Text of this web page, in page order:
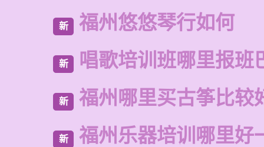
新 福州悠悠琴行如何
新 唱歌培训班哪里报班
新 福州哪里买古筝比较
新 福州乐器培训哪里好